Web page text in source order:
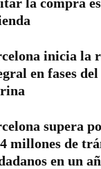
inicia la
en fases del
supera
millones de
en un